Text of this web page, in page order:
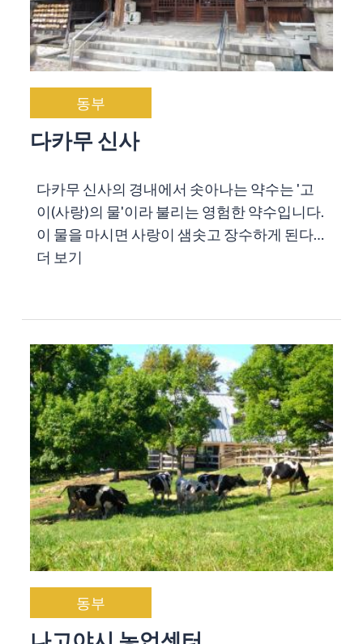
동부
다카무 신사
다카무 신사의 경내에서 솟아나는 약수는 '고
이(사랑)의 물'이라 불리는 영험한 약수입니다.
이 물을 마시면 사랑이 샘솟고 장수하게 된다…
더 보기
동부